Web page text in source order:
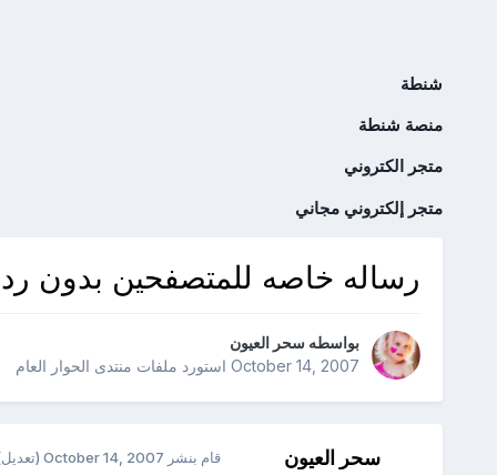
شنطة
منصة شنطة
متجر الكتروني
متجر إلكتروني مجاني
رساله خاصه للمتصفحين بدون
بواسطه سحر العيون
October 14, 2007استورد ملفات منتدى الحوار العام
سحر العيون قام بنشر October 14, 2007